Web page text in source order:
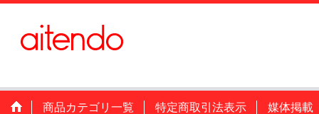
商品カテゴリ一覧 特定商取引法表示 媒体掲載